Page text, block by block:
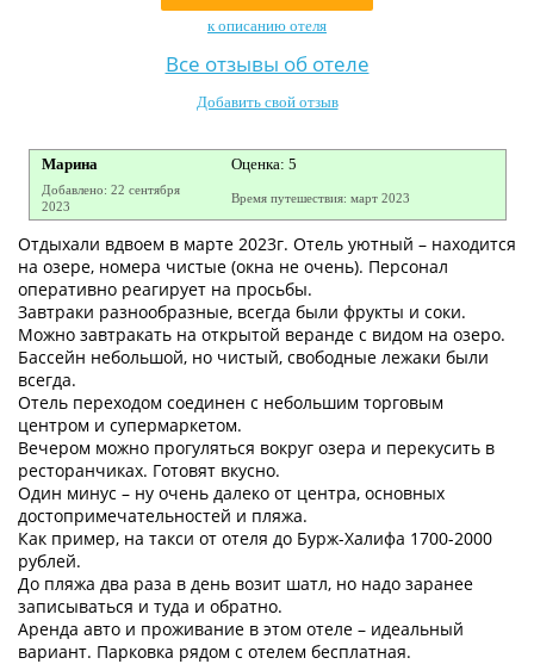
к описанию отеля
Все отзывы об отеле
Добавить свой отзыв
Марина Оценка: 5
Добавлено: 22 сентября
2023
Время путешествия: март 2023
Отдыхали вдвоем в марте 2023г. Отель уютный – находится
на озере, номера чистые (окна не очень). Персонал
оперативно реагирует на просьбы.
Завтраки разнообразные, всегда были фрукты и соки.
Можно завтракать на открытой веранде с видом на озеро.
Бассейн небольшой, но чистый, свободные лежаки были
всегда.
Отель переходом соединен с небольшим торговым
центром и супермаркетом.
Вечером можно прогуляться вокруг озера и перекусить в
ресторанчиках. Готовят вкусно.
Один минус – ну очень далеко от центра, основных
достопримечательностей и пляжа.
Как пример, на такси от отеля до Бурж-Халифа 1700-2000
рублей.
До пляжа два раза в день возит шатл, но надо заранее
записываться и туда и обратно.
Аренда авто и проживание в этом отеле – идеальный
вариант. Парковка рядом с отелем бесплатная.